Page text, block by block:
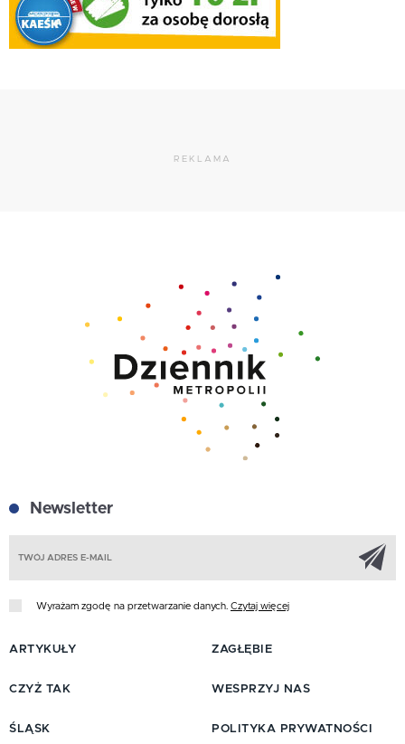
REKLAMA
Newsletter
Wyrażam zgodę na przetwarzanie danych. Czytaj więcej
ARTYKUŁY
CZYŻ TAK
ŚLĄSK
ZAGŁĘBIE
WESPRZYJ NAS
POLITYKA PRYWATNOŚCI